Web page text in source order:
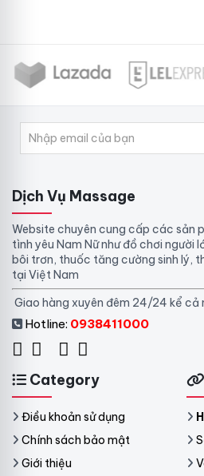
Dịch Vụ Massage
Website chuyên cung cấp các sản
tình yêu Nam Nữ như đồ chơi người
bôi trơn, thuốc tăng cường sinh lý,
tại Việt Nam
Giao hàng xuyên đêm 24/24 kể cả
Hotline: 0938411000
Category
Điều khoản sử dụng
Chính sách bảo mật
Giới thiệu